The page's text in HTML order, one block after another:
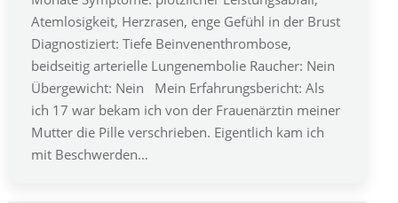
Atemlosigkeit, Herzrasen, enge Gefühl in der Brust
Diagnostiziert: Tiefe Beinvenenthrombose,
beidseitig arterielle Lungenembolie Raucher: Nein
Übergewicht: Nein Mein Erfahrungsbericht: Als
ich 17 war bekam ich von der Frauenärztin meiner
Mutter die Pille verschrieben. Eigentlich kam ich
mit Beschwerden…